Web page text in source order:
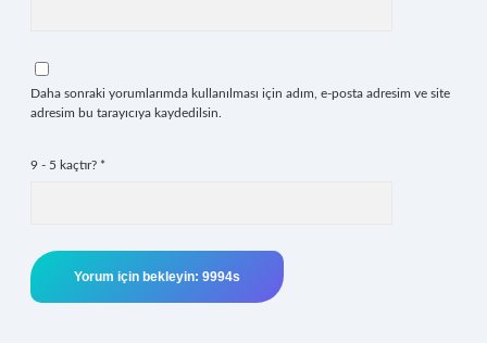
Daha sonraki yorumlarımda kullanılması için adım, e-posta adresim ve site
adresim bu tarayıcıya kaydedilsin.
9 - 5 kaçtır? *